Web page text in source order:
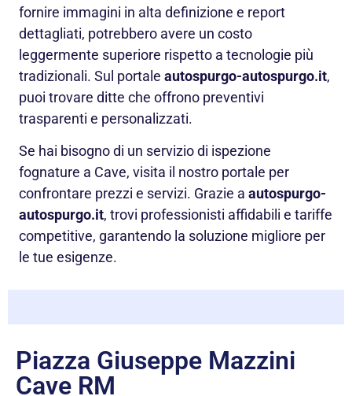
fornire immagini in alta definizione e report
dettagliati, potrebbero avere un costo
leggermente superiore rispetto a tecnologie più
tradizionali. Sul portale autospurgo-autospurgo.it,
puoi trovare ditte che offrono preventivi
trasparenti e personalizzati.
Se hai bisogno di un servizio di ispezione
fognature a Cave, visita il nostro portale per
confrontare prezzi e servizi. Grazie a autospurgo-
autospurgo.it, trovi professionisti affidabili e tariffe
competitive, garantendo la soluzione migliore per
le tue esigenze.
Piazza Giuseppe Mazzini
Cave RM